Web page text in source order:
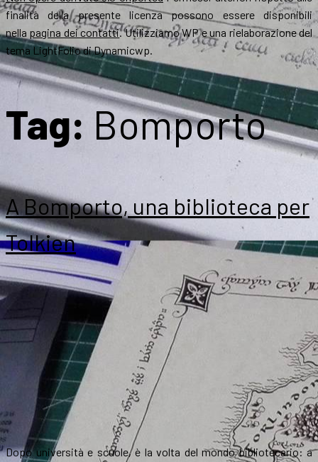
finalità della presente licenza possono essere disponibili
nella pagina dei contatti. Utilizziamo WP e una rielaborazione del
tema LightFolio di Dynamicwp.
Tag: Bomporto
A Bomporto, una biblioteca per
Tolkien
Dopo università e scuole, è la volta del mondo bibliotecario: a